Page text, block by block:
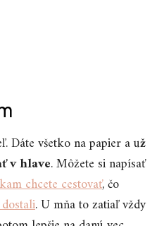
Dáte všetko na papier a už
v hlave. Môžete si napísať
chcete cestovať, čo
. U mňa to zatiaľ vždy